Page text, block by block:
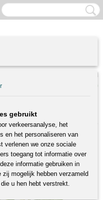
(0)
| vijgenstruik | Ø 24 cm
gebruikt
verkeersanalyse, het
en het personaliseren van
verlenen we onze sociale
toegang tot informatie over
informatie gebruiken in
mogelijk hebben verzameld
u hen hebt verstrekt.